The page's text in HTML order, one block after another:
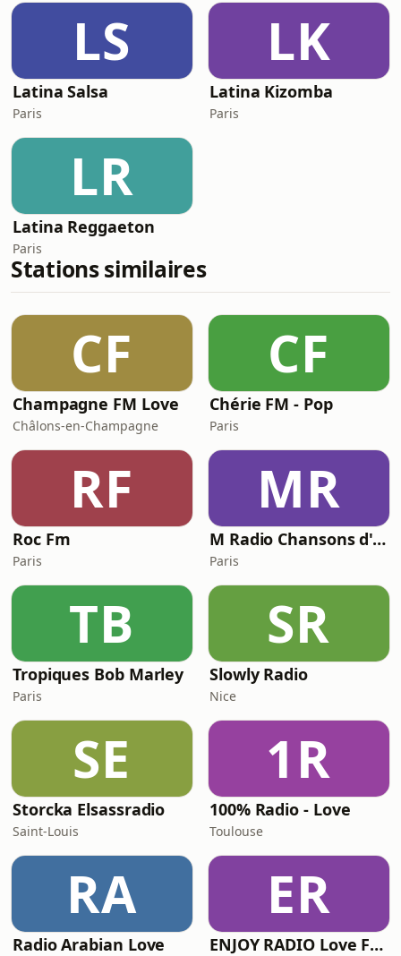
LS
Latina Salsa
Paris
LK
Latina Kizomba
Paris
LR
Latina Reggaeton
Paris
Stations similaires
CF
Champagne FM Love
Châlons-en-Champagne
CF
Chérie FM - Pop
Paris
RF
Roc Fm
Paris
MR
M Radio Chansons d'amour
Paris
TB
Tropiques Bob Marley
Paris
SR
Slowly Radio
Nice
SE
Storcka Elsassradio
Saint-Louis
1R
100% Radio - Love
Toulouse
RA
Radio Arabian Love
ER
ENJOY RADIO Love Fresh & Cool